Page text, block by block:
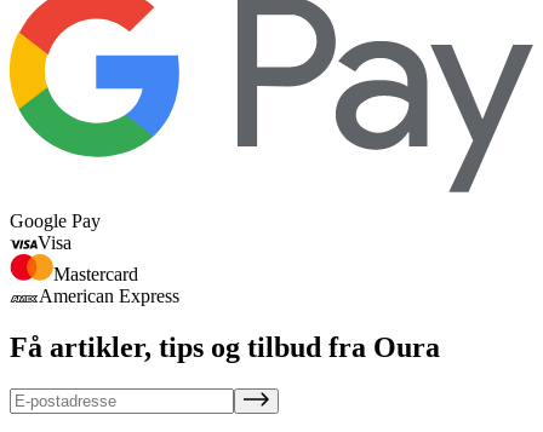
Google Pay
Visa
Mastercard
American Express
Få artikler, tips og tilbud fra Oura